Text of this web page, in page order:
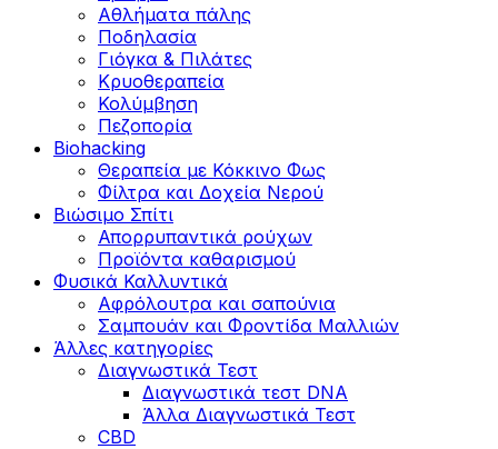
Αθλήματα πάλης
Ποδηλασία
Γιόγκα & Πιλάτες
Κρυοθεραπεία
Κολύμβηση
Πεζοπορία
Biohacking
Θεραπεία με Κόκκινο Φως
Φίλτρα και Δοχεία Νερού
Βιώσιμο Σπίτι
Απορρυπαντικά ρούχων
Προϊόντα καθαρισμού
Φυσικά Καλλυντικά
Αφρόλουτρα και σαπούνια
Σαμπουάν και Φροντίδα Μαλλιών
Άλλες κατηγορίες
Διαγνωστικά Τεστ
Διαγνωστικά τεστ DNA
Άλλα Διαγνωστικά Τεστ
CBD